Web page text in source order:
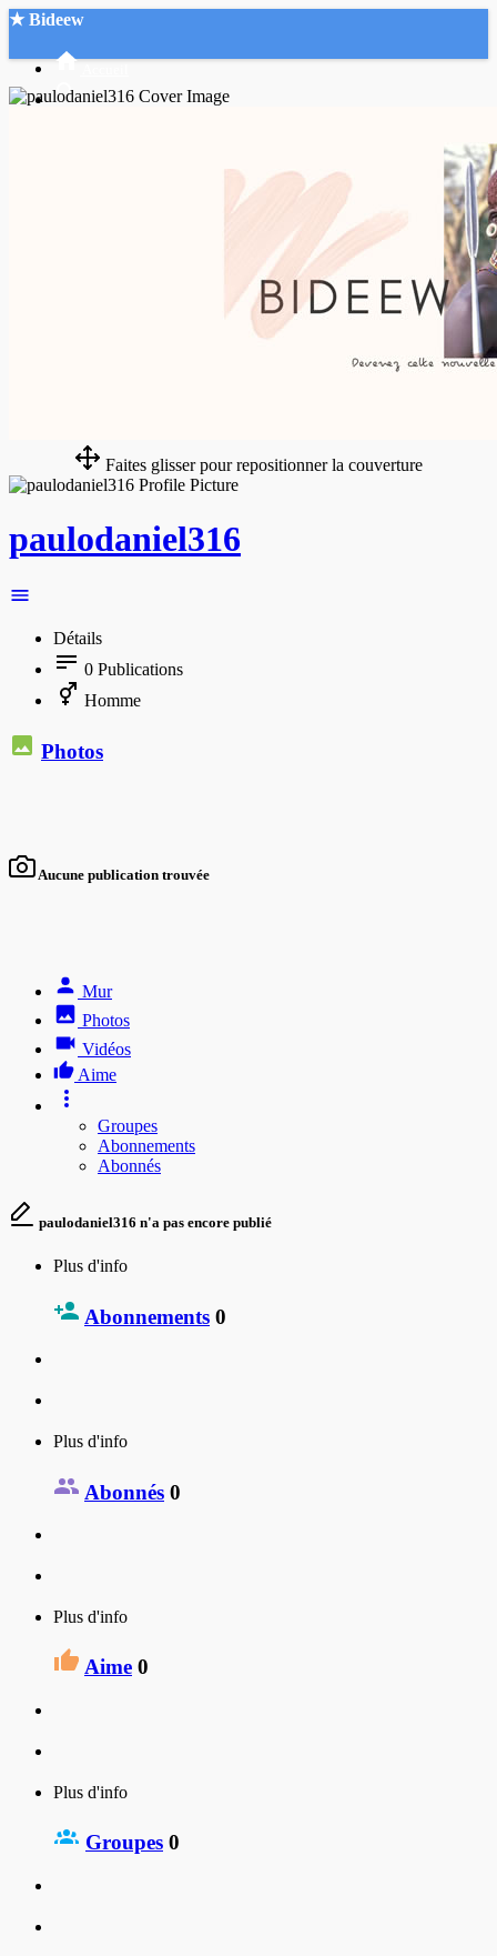
★ Bideew
Faites glisser pour repositionner la couverture
paulodaniel316
Détails
0 Publications
Homme
Photos
Aucune publication trouvée
Mur
Photos
Vidéos
Aime
Groupes
Abonnements
Abonnés
paulodaniel316 n'a pas encore publié
Plus d'info
Abonnements 0
Plus d'info
Abonnés 0
Plus d'info
Aime 0
Plus d'info
Groupes 0